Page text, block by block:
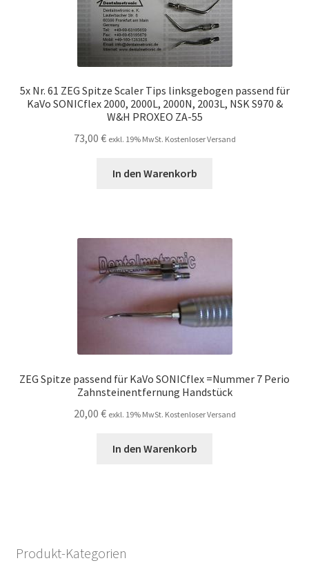
5x Nr. 61 ZEG Spitze Scaler Tips linksgebogen passend für
KaVo SONICflex 2000, 2000L, 2000N, 2003L, NSK S970 &
W&H PROXEO ZA-55
73,00 € exkl. 19% MwSt. Kostenloser Versand
In den Warenkorb
ZEG Spitze passend für KaVo SONICflex =Nummer 7 Perio
Zahnsteinentfernung Handstück
20,00 € exkl. 19% MwSt. Kostenloser Versand
In den Warenkorb
Produkt-Kategorien